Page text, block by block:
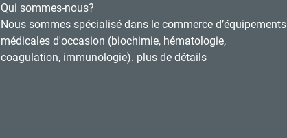
Qui sommes-nous?
Nous sommes spécialisé dans le commerce d’équipements
médicales d'occasion (biochimie, hématologie,
coagulation, immunologie). plus de détails